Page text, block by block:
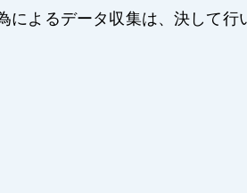
によるデータ収集は、決して行